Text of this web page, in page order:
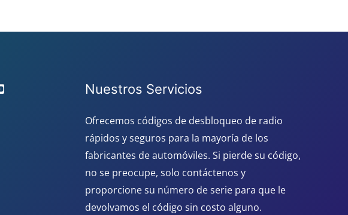
Nuestros Servicios
Ofrecemos códigos de desbloqueo de radio
rápidos y seguros para la mayoría de los
fabricantes de automóviles. Si pierde su código,
no se preocupe, solo contáctenos y
proporcione su número de serie para que le
devolvamos el código sin costo alguno.